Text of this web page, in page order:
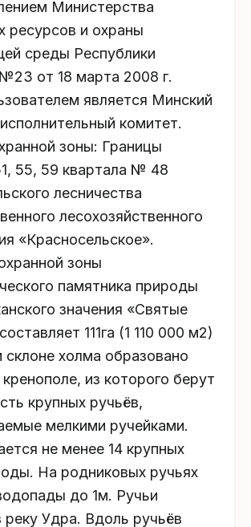
Министерства
ресурсов и охраны
среды Республики
от 18 марта 2008 г.
является Минский
комитет.
зоны: Границы
55, 59 квартала № 48
лесничества
лесохозяйственного
«Красносельское».
зоны
памятника природы
значения «Святые
111га (1 110 000 м2)
холма образовано
из которого берут
крупных ручьёв,
мелкими ручейками.
не менее 14 крупных
На родниковых ручьях
до 1м. Ручьи
Удра. Вдоль ручьёв